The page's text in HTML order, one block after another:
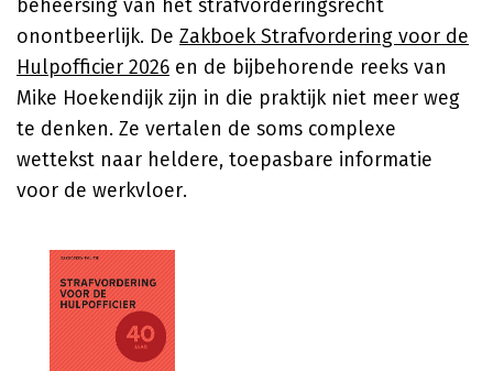
beheersing van het strafvorderingsrecht
onontbeerlijk. De Zakboek Strafvordering voor de
Hulpofficier 2026 en de bijbehorende reeks van
Mike Hoekendijk zijn in die praktijk niet meer weg
te denken. Ze vertalen de soms complexe
wettekst naar heldere, toepasbare informatie
voor de werkvloer.